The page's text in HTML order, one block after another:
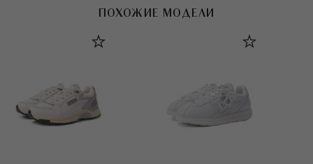
ПОХОЖИЕ МОДЕЛИ